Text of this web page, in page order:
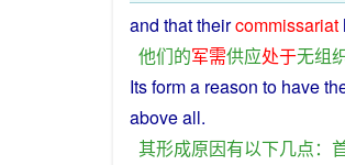
and thattheircommissariat
他们的军需供应处于无组
Itsforma reason to have
aboveall.
其形成原因有以下几点：